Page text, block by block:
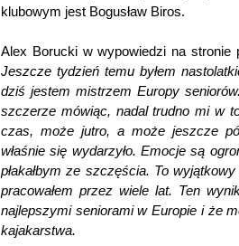
klubowym jest Bogusław Biros.
Alex Borucki w wypowiedzi na stronie
Jeszcze tydzień temu byłem
dziś jestem mistrzem Europy
szczerze mówiąc, nadal trudno mi w
czas, może jutro, a może jeszcze
właśnie się wydarzyło. Emocje są
płakałbym ze szczęścia. To
pracowałem przez wiele lat. Ten
najlepszymi seniorami w Europie i że
kajakarstwa.